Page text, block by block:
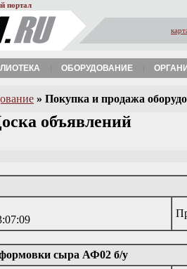
портал
ОБОРУДОВАНИЕ
» Покупка и продажа
объявлений
сыра АФ02 б/у